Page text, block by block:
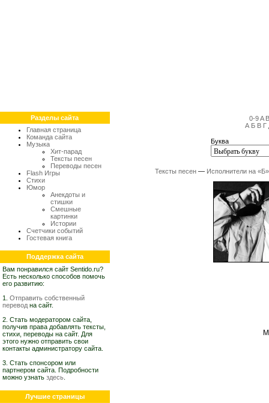
Разделы сайта
Главная страница
Команда сайта
Музыка
Хит-парад
Тексты песен
Переводы песен
Flash Игры
Стихи
Юмор
Анекдоты и
стишки
Смешные
картинки
Истории
Счетчики событий
Гостевая книга
Поддержка сайта
Вам понравился сайт Sentido.ru?
Есть несколько способов помочь
его развитию:
1. Отправить собственный
перевод на сайт.
2. Стать модератором сайта,
получив права добавлять тексты,
стихи, переводы на сайт. Для
этого нужно отправить свои
контакты администратору сайта.
3. Стать спонсором или
партнером сайта. Подробности
можно узнать здесь
Лучшие страницы
0-9 A
А Б В Г
Буква
Тексты песен — Исполнители на «Б»